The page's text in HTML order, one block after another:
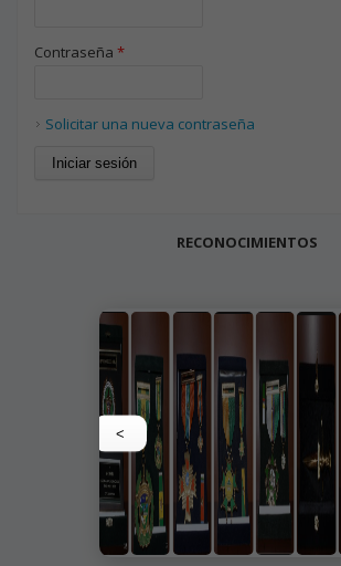
Contraseña *
Solicitar una nueva contraseña
RECONOCIMIENTOS
<